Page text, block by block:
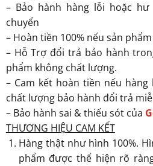
– Bảo hành hàng lỗi hoặc
chuyển
– Hoàn tiền 100% nếu sản
– Hỗ Trợ đổi trả bảo hành
phẩm không chất lượng.
– Cam kết hoàn tiền nếu hàng
chất lượng bảo hành đổi trả
– Bảo hành sai & thiếu sót của
THƯƠNG HIỆU CAM KẾT
Hàng thật như hình 100%.
phẩm được thể hiện rõ